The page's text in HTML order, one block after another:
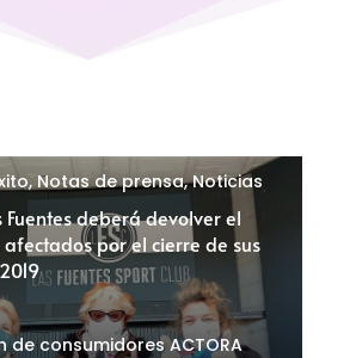
Fuentes deberá devolver el
por el cierre de sus
,Notas de prensa,Noticias
de consumidores ACTORA